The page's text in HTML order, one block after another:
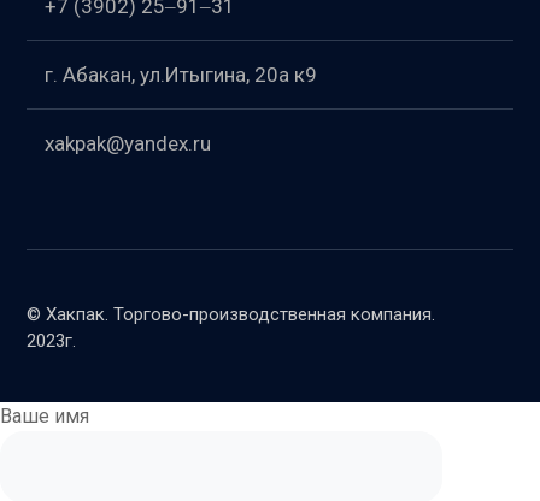
+7 (3902) 25‒91‒31
​г. Абакан, ул.Итыгина, 20а к9
xakpak@yandex.ru
© Хакпак. ​Торгово-производственная компания.
2023г.
Ваше имя